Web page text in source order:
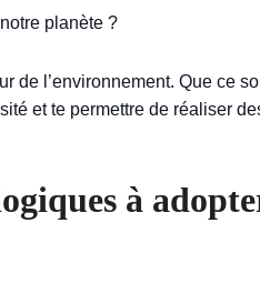
planète ?
de l’environnement. Que ce
et te permettre de réaliser
à